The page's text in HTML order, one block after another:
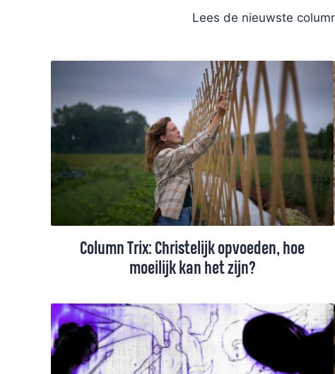
Lees de nieuwste
Column Trix: Christelijk opvoeden, hoe
moeilijk kan het zijn?
Dat opvoeden, dat zou ze wel even doen,
dacht Trix Vahl toen ze nog geen kinderen
had. Een ietwat idyllische en onrealistische
voorstelling van het gezinsleven, beseft ze